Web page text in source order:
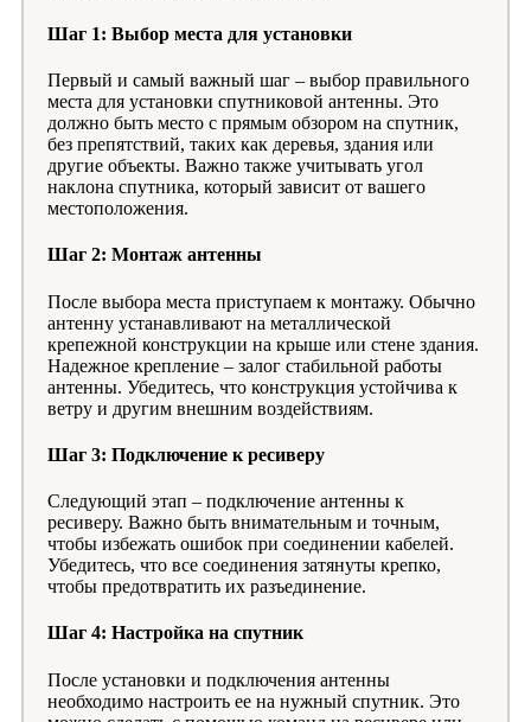
Шаг 1: Выбор места для установки
Первый и самый важный шаг – выбор правильного
места для установки спутниковой антенны. Это
должно быть место с прямым обзором на спутник,
без препятствий, таких как деревья, здания или
другие объекты. Важно также учитывать угол
наклона спутника, который зависит от вашего
местоположения.
Шаг 2: Монтаж антенны
После выбора места приступаем к монтажу. Обычно
антенну устанавливают на металлической
крепежной конструкции на крыше или стене здания.
Надежное крепление – залог стабильной работы
антенны. Убедитесь, что конструкция устойчива к
ветру и другим внешним воздействиям.
Шаг 3: Подключение к ресиверу
Следующий этап – подключение антенны к
ресиверу. Важно быть внимательным и точным,
чтобы избежать ошибок при соединении кабелей.
Убедитесь, что все соединения затянуты крепко,
чтобы предотвратить их разъединение.
Шаг 4: Настройка на спутник
После установки и подключения антенны
необходимо настроить ее на нужный спутник. Это